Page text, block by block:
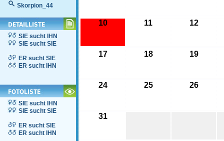
Skorpion_44
SIE sucht IHN
SIE sucht SIE
ER sucht SIE
ER sucht IHN
SIE sucht IHN
SIE sucht SIE
ER sucht SIE
ER sucht IHN
10 11 12
17 18 19
24 25 26
31